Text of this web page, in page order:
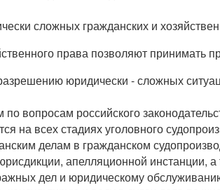
сложных гражданских и
права позволяют принимать
юридически - сложных
вопросам российского
на всех стадиях уголовного
делам в гражданском
апелляционной
дел и юридическому